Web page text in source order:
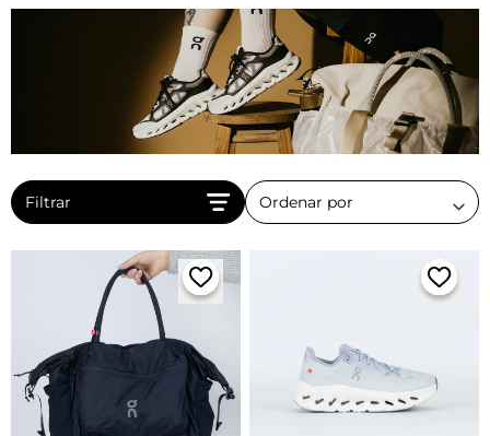
Filtrar